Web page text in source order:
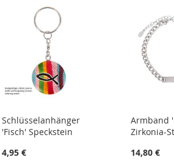
Schlüsselanhänger
'Fisch' Speckstein
4,95 €
Armband
Zirkonia-
14,80 €